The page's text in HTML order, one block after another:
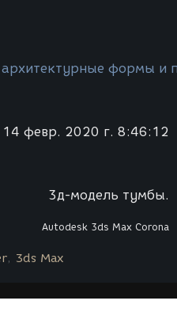
формы и
14 февр. 2020 г. 8:46:12
3д-модель тумбы.
Autodesk 3ds Max Corona
3ds Max